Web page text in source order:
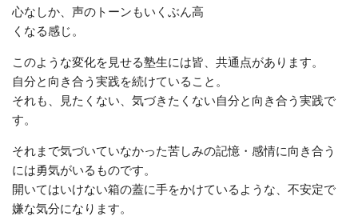
心なしか、声のトーンもいくぶん高
くなる感じ。
このような変化を見せる塾生には皆、共通点があります。
自分と向き合う実践を続けていること。
それも、見たくない、気づきたくない自分と向き合う実践で
す。
それまで気づいていなかった苦しみの記憶・感情に向き合う
には勇気がいるものです。
開いてはいけない箱の蓋に手をかけているような、不安定で
嫌な気分になります。